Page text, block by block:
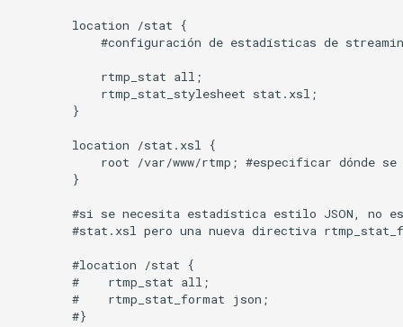
        location /stat {
#configuración de estadísticas de
            rtmp_stat all;
            rtmp_stat_stylesheet stat.xsl;
        }
        location /stat.xsl {
root /var/www/rtmp; #especificar dónde se
        }
#si se necesita estadística estilo JSON, no
#stat.xsl pero una nueva directiva
        #location /stat {
        #    rtmp_stat all;
        #    rtmp_stat_format json;
        #}